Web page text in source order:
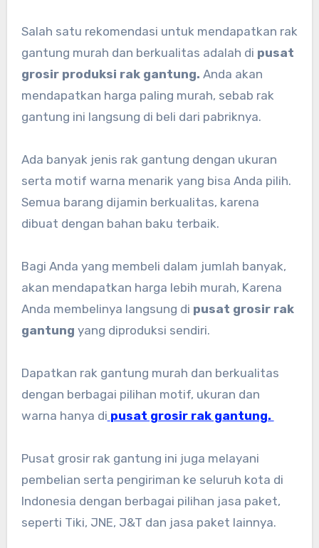
Salah satu rekomendasi untuk mendapatkan rak
gantung murah dan berkualitas adalah di pusat
grosir produksi rak gantung. Anda akan
mendapatkan harga paling murah, sebab rak
gantung ini langsung di beli dari pabriknya.
Ada banyak jenis rak gantung dengan ukuran
serta motif warna menarik yang bisa Anda pilih.
Semua barang dijamin berkualitas, karena
dibuat dengan bahan baku terbaik.
Bagi Anda yang membeli dalam jumlah banyak,
akan mendapatkan harga lebih murah, Karena
Anda membelinya langsung di pusat grosir rak
gantung yang diproduksi sendiri.
Dapatkan rak gantung murah dan berkualitas
dengan berbagai pilihan motif, ukuran dan
warna hanya di pusat grosir rak gantung.
Pusat grosir rak gantung ini juga melayani
pembelian serta pengiriman ke seluruh kota di
Indonesia dengan berbagai pilihan jasa paket,
seperti Tiki, JNE, J&T dan jasa paket lainnya.